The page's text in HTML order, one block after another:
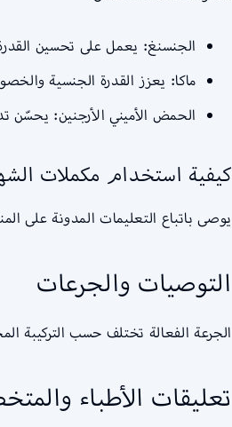
الجنسنغ: يعمل على تحسين
ماكا: يعزز القدرة الجنسية
الحمض الأميني الأرجنين: يحسّن
كيفية استخدام مكملات
يوصى باتباع التعليمات المدونة على
التوصيات والجرعات
الجرعة الفعالة تختلف حسب التركيبة
تعليقات الأطباء